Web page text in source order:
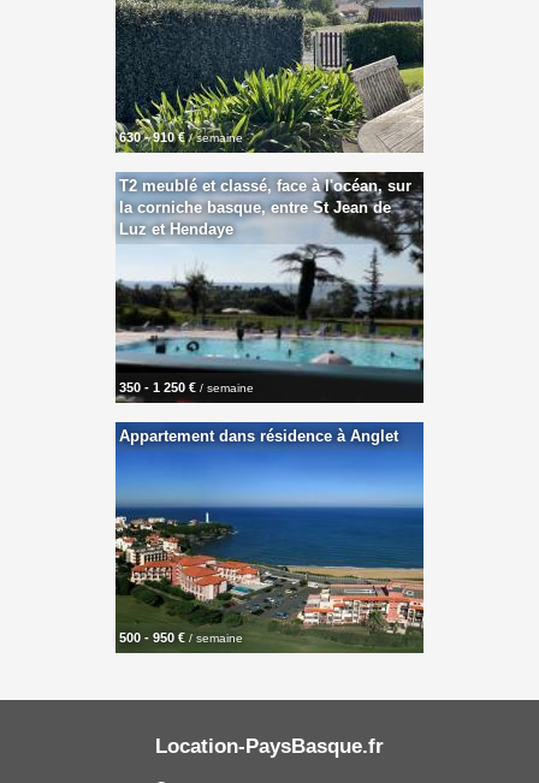
630 - 910 €/ semaine
T2 meublé et classé, face à l'océan, sur
la corniche basque, entre St Jean de
Luz et Hendaye
350 - 1 250 € / semaine
Appartement dans résidence à Anglet
500 - 950 € / semaine
Location-PaysBasque.fr